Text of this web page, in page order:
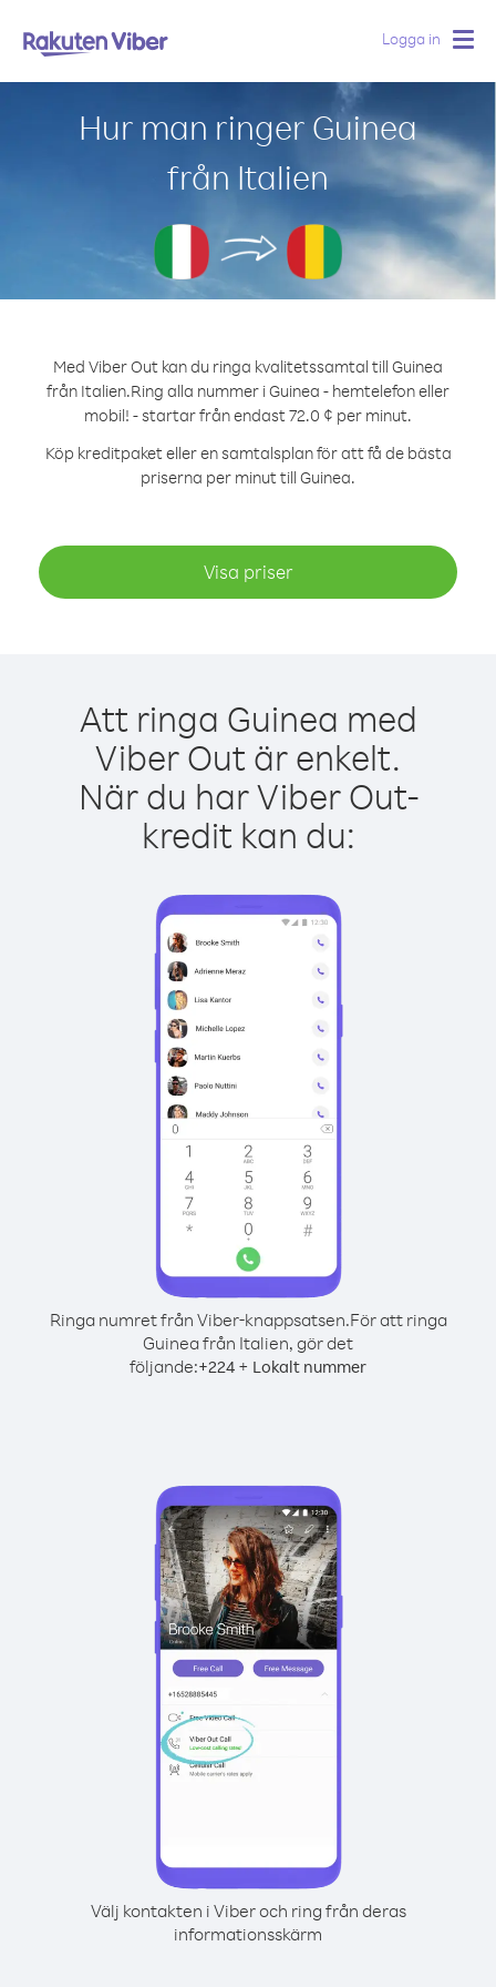
Logga in
Hur man ringer Guinea
från Italien
Med Viber Out kan du ringa kvalitetssamtal till Guinea
från Italien.Ring alla nummer i Guinea - hemtelefon eller
mobil! - startar från endast 72.0 ¢ per minut.
Köp kreditpaket eller en samtalsplan för att få de bästa
priserna per minut till Guinea.
Visa priser
Att ringa Guinea med
Viber Out är enkelt.
När du har Viber Out-
kredit kan du:
Ringa numret från Viber-knappsatsen.För att ringa
Guinea från Italien, gör det
följande:+224 + Lokalt nummer
Välj kontakten i Viber och ring från deras
informationsskärm